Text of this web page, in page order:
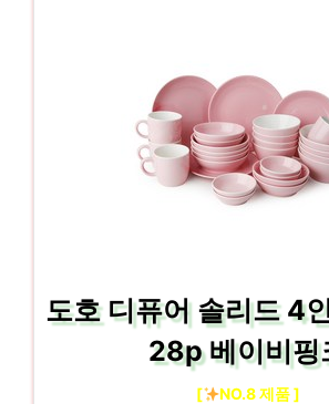
도호 디퓨어 솔리드 4
28p 베이비핑
[ NO.8 제품 ]